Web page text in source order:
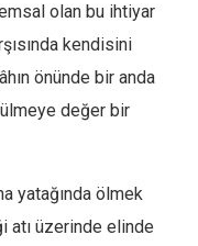
olan bu ihtiyar
kendisini
önünde bir anda
değer bir
yatağında ölmek
atı üzerinde elinde